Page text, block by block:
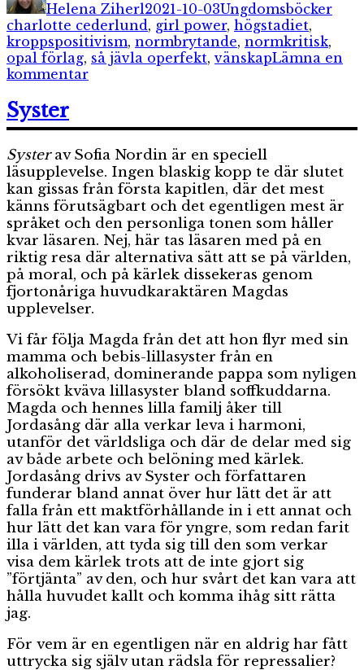
Helena Ziherl2021-10-03Ungdomsböcker
charlotte cederlund, girl power, högstadiet,
kroppspositivism, normbrytande, normkritisk,
opal förlag, så jävla operfekt,vänskapLämna en
kommentartill
Syster
Systerav Sofia Nordin är en speciell
läsupplevelse. Ingen blaskig kopp te där slutet
kan gissas från första kapitlen, där det mest
känns förutsägbart och det egentligen mest är
språket och den personliga tonen som håller
kvar läsaren. Nej, här tas läsaren med på en
riktig resa där alternativa sätt att se på världen,
på moral, och på kärlek dissekeras genom
fjortonåriga huvudkaraktären Magdas
upplevelser.
Vi får följa Magda från det att hon flyr med sin
mamma och bebis-lillasyster från en
alkoholiserad, dominerande pappa som nyligen
försökt kväva lillasyster bland soffkuddarna.
Magda och hennes lilla familj åker till
Jordasång där alla verkar leva i harmoni,
utanför det världsliga och där de delar med sig
av både arbete och belöning med kärlek.
Jordasång drivs av Syster och författaren
funderar bland annat över hur lätt det är att
falla från ett maktförhållande in i ett annat och
hur lätt det kan vara för yngre, som redan farit
illa i världen, att tyda sig till den som verkar
visa dem kärlek trots att de inte gjort sig
”förtjänta” av den, och hur svårt det kan vara att
hålla huvudet kallt och komma ihåg sitt rätta
jag.
För vem är en egentligen när en aldrig har fått
uttrycka sig själv utan rädsla för repressalier?